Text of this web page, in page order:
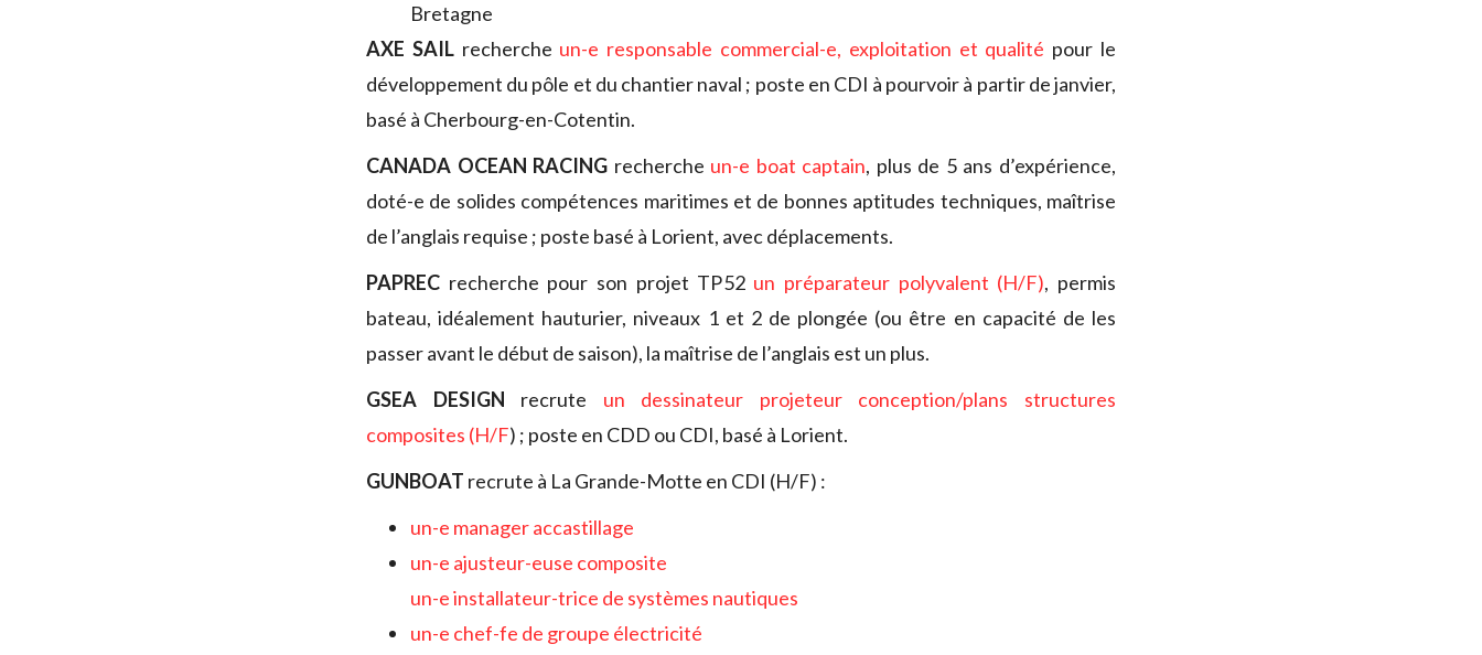
Bretagne
AXE SAILrecherche un-e responsable commercial-e, exploitation et qualité pour le
développement du pôle et du chantier naval ; poste en CDI à pourvoir à partir de janvier,
basé à Cherbourg-en-Cotentin.
CANADA OCEAN RACING recherche un-e boat captain, plus de 5 ans d’expérience,
doté-e de solides compétences maritimes et de bonnes aptitudes techniques, maîtrise
de l’anglais requise ; poste basé à Lorient, avec déplacements.
PAPREC recherche pour son projet TP52 un préparateur polyvalent (H/F), permis
bateau, idéalement hauturier, niveaux 1 et 2 de plongée (ou être en capacité de les
passer avant le début de saison), la maîtrise de l’anglais est un plus.
GSEA DESIGN recrute un dessinateur projeteur conception/plans structures
composites (H/F) ; poste en CDD ou CDI, basé à Lorient.
GUNBOAT recrute à La Grande-Motte en CDI (H/F) :
un-e manager accastillage
un-e ajusteur-euse composite
un-e installateur-trice de systèmes nautiques
un-e chef-fe de groupe électricité